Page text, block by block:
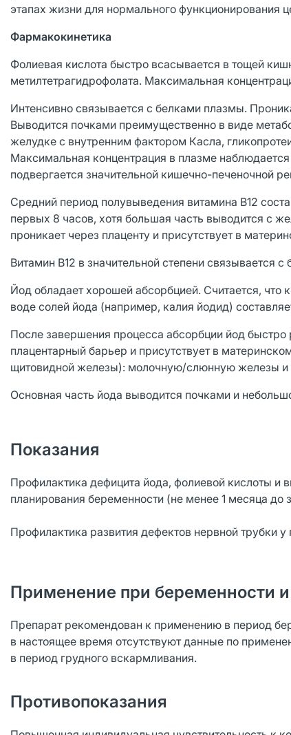
этапах жизни для нормального функционирования
Фармакокинетика
Фолиевая кислота быстро всасывается в тощей
метилтетрагидрофолата. Максимальная
Интенсивно связывается с белками плазмы.
Выводится почками преимущественно в виде
желудке с внутренним фактором Касла,
Максимальная концентрация в плазме
подвергается значительной кишечно-печeночной
Средний период полувыведения витамина В12
первых 8 часов, хотя большая часть выводится с
проникает через плаценту и присутствует в
Витамин В12 в значительной степени связывается
Йод обладает хорошей абсорбцией. Считается,
воде солей йода (например, калия йодид)
После завершения процесса абсорбции йод
плацентарный барьер и присутствует в
щитовидной железы): молочную/слюнную железы и
Основная часть йода выводится почками и
Показания
Профилактика дефицита йода, фолиевой кислоты и
планирования беременности (не менее 1 месяца до
Профилактика развития дефектов нервной трубки
Применение при беременности
Препарат рекомендован к применению в период
в настоящее время отсутствуют данные по
в период грудного вскармливания.
Противопоказания